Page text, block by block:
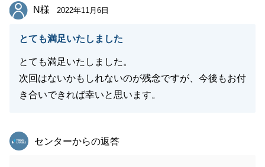
N様
N様 2022年11月6日
とても満足いたしました
とても満足いたしました。
次回はないかもしれないのが残念ですが、今後もお付
き合いできれば幸いと思います。
東急リバブル
センターからの返答